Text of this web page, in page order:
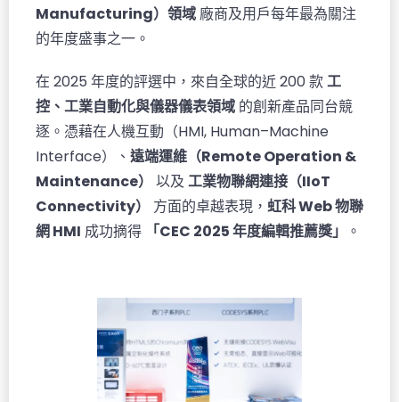
Manufacturing）領域廠商及用戶每年最為關注
的年度盛事之一。
在 2025 年度的評選中，來自全球的近 200 款工
控、工業自動化與儀器儀表領域 的創新產品同台競
逐。憑藉在人機互動（HMI, Human–Machine
Interface）、 遠端運維（Remote Operation &
Maintenance）
以及工業物聯網連接（IIoT
Connectivity）
方面的卓越表現， 虹科 Web 物聯
網 HMI 成功摘得 「CEC 2025 年度編輯推薦獎」 。